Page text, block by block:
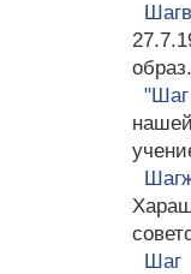
"Шаг
Шаг